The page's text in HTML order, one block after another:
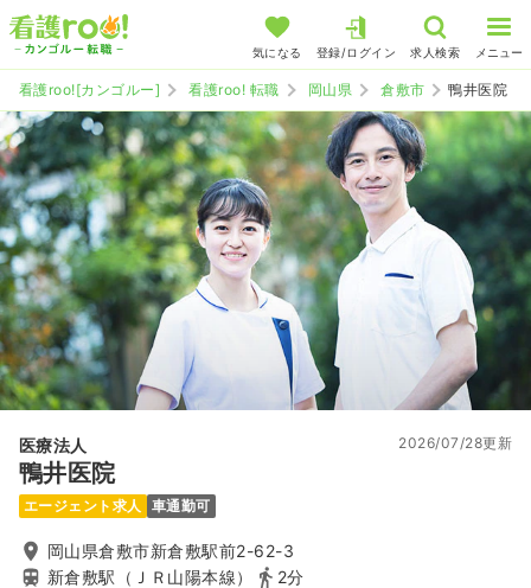
気になる 登録/ログイン 求人検索 メニュー
看護roo![カンゴルー] 看護roo! 転職 岡山県 倉敷市 鴨井医院
医療法人
鴨井医院
2026/07/28更新
エージェント求人 車通勤可
岡山県倉敷市新倉敷駅前2-62-3
新倉敷駅（ＪＲ山陽本線）
2分